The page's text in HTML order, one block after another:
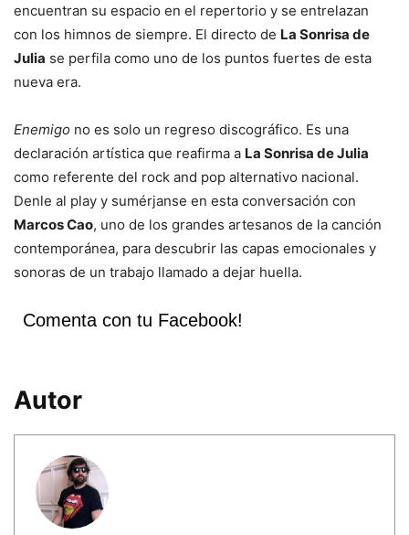
encuentran su espacio en el repertorio y se entrelazan
con los himnos de siempre. El directo de La Sonrisa de
Julia se perfila como uno de los puntos fuertes de esta
nueva era.
Enemigo no es solo un regreso discográfico. Es una
declaración artística que reafirma a La Sonrisa de Julia
como referente del rock and pop alternativo nacional.
Denle al play y sumérjanse en esta conversación con
Marcos Cao, uno de los grandes artesanos de la canción
contemporánea, para descubrir las capas emocionales y
sonoras de un trabajo llamado a dejar huella.
Comenta con tu Facebook!
Autor